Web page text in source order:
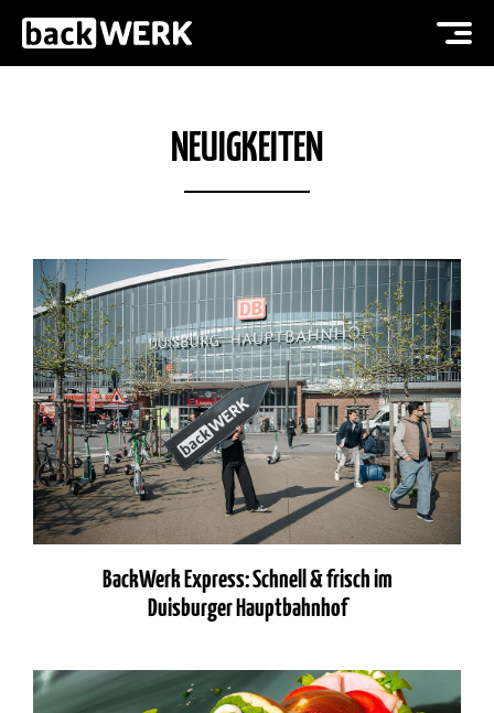
NEUIGKEITEN
BackWerk Express: Schnell & frisch im
Duisburger Hauptbahnhof